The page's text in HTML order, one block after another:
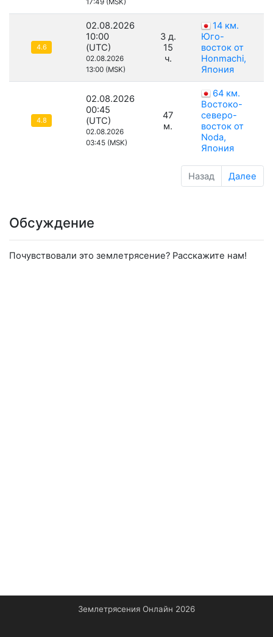
17:49 (MSK)
4.6
02.08.2026
10:00
(UTC)
02.08.2026
13:00 (MSK)
3 д.
15
ч.
14 км.
Юго-
восток от
Honmachi,
Япония
4.8
02.08.2026
00:45
(UTC)
02.08.2026
03:45 (MSK)
47
м.
64 км.
Востоко-
северо-
восток от
Noda,
Япония
Назад Далее
Обсуждение
Почувствовали это землетрясение? Расскажите нам!
Землетрясения Онлайн 2026